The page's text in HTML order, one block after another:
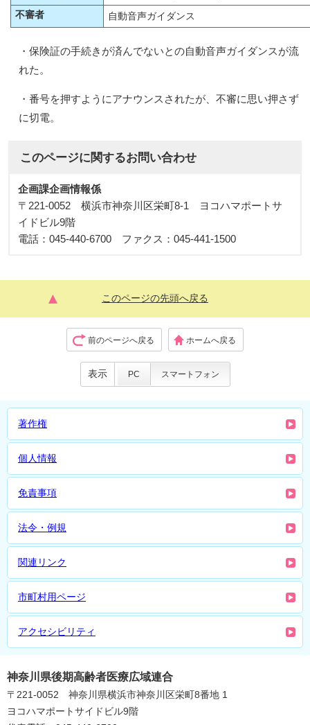
不審者
自動音声ガイダンス
・保険証の手続きが済んでないとの自動音声ガイダンスが流
れた。
・番号を押すようにアナウンスされたが、不審に思い押さず
に切電。
このページに関するお問い合わせ
企画課企画情報係
〒221-0052 横浜市神奈川区栄町8-1 ヨコハマポートサ
イドビル9階
電話：045-440-6700 ファクス：045-441-1500
このページの先頭へ戻る
前のページへ戻る ホームへ戻る
表示 PC スマートフォン
著作権
個人情報
免責事項
法令・例規
関連リンク
市町村用ページ
アクセシビリティ
神奈川県後期高齢者医療広域連合
〒221-0052 神奈川県横浜市神奈川区栄町8番地 1
ヨコハマポートサイドビル9階